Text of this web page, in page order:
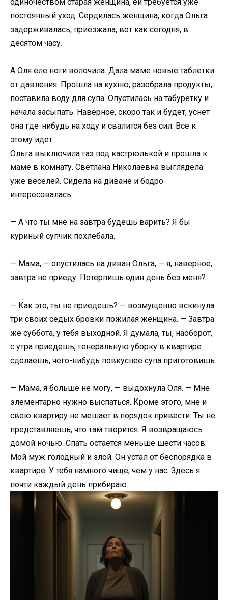
постоянный уход. Сердилась женщина, когда Ольга
задерживалась, приезжала, вот как сегодня, в
десятом часу.
А Оля еле ноги волочила. Дала маме новые таблетки
от давления. Прошла на кухню, разобрала продукты,
поставила воду для супа. Опустилась на табуретку и
начала засыпать. Наверное, скоро так и будет, уснет
она где-нибудь на ходу и свалится без сил. Все к
этому идет.
Ольга выключила газ под кастрюлькой и прошла к
маме в комнату. Светлана Николаевна выглядела
уже веселей. Сидела на диване и бодро
интересовалась.
— А что ты мне на завтра будешь варить? Я бы
куриный супчик похлебала.
— Мама, — опустилась на диван Ольга, — я, наверное,
завтра не приеду. Потерпишь один день без меня?
— Как это, ты не приедешь? — возмущенно вскинула
три своих седых бровки пожилая женщина. — Завтра
же суббота, у тебя выходной. Я думала, ты, наоборот,
с утра приедешь, генеральную уборку в квартире
сделаешь, чего-нибудь повкуснее супа приготовишь.
— Мама, я больше не могу, — выдохнула Оля. — Мне
элементарно нужно выспаться. Кроме этого, мне и
свою квартиру не мешает в порядок привести. Ты не
представляешь, что там творится. Я возвращаюсь
домой ночью. Спать остаётся меньше шести часов.
Мой муж голодный и злой. Он устал от беспорядка в
квартире. У тебя намного чище, чем у нас. Здесь я
почти каждый день прибираю.